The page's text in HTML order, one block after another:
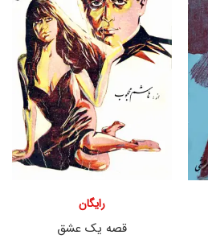
قصه یک عشق
رایگان